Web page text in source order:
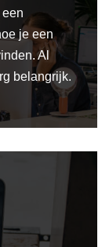
je een
Al
belangrijk.